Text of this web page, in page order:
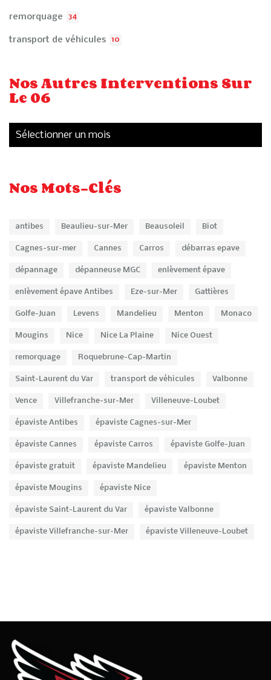
remorquage 34
transport de véhicules 10
Nos Autres Interventions Sur
Le 06
Nos Mots-Clés
antibes Beaulieu-sur-Mer Beausoleil Biot
Cagnes-sur-mer Cannes Carros débarras epave
dépannage dépanneuse MGC enlèvement épave
enlèvement épave Antibes Eze-sur-Mer Gattières
Golfe-Juan Levens Mandelieu Menton Monaco
Mougins Nice Nice La Plaine Nice Ouest
remorquage Roquebrune-Cap-Martin
Saint-Laurent du Var transport de véhicules Valbonne
Vence Villefranche-sur-Mer Villeneuve-Loubet
épaviste Antibes épaviste Cagnes-sur-Mer
épaviste Cannes épaviste Carros épaviste Golfe-Juan
épaviste gratuit épaviste Mandelieu épaviste Menton
épaviste Mougins épaviste Nice
épaviste Saint-Laurent du Var épaviste Valbonne
épaviste Villefranche-sur-Mer épaviste Villeneuve-Loubet